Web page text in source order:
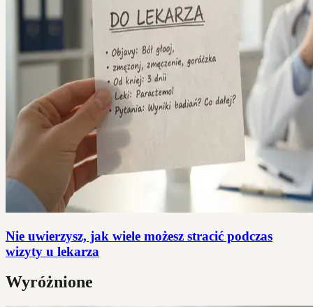
Nie uwierzysz, jak wiele możesz stracić podczas
wizyty u lekarza
Wyróżnione